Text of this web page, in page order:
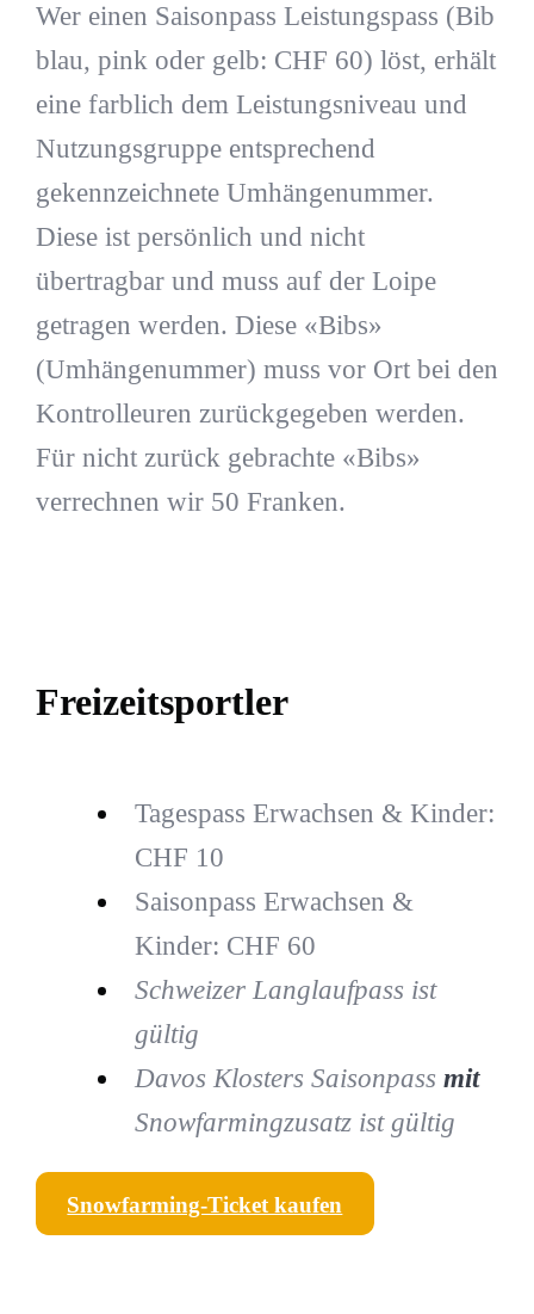
Wer einen Saisonpass Leistungspass (Bib
blau, pink oder gelb: CHF 60) löst, erhält
eine farblich dem Leistungsniveau und
Nutzungsgruppe entsprechend
gekennzeichnete Umhängenummer.
Diese ist persönlich und nicht
übertragbar und muss auf der Loipe
getragen werden. Diese «Bibs»
(Umhängenummer) muss vor Ort bei den
Kontrolleuren zurückgegeben werden.
Für nicht zurück gebrachte «Bibs»
verrechnen wir 50 Franken.
Freizeitsportler
Tagespass Erwachsen & Kinder:
CHF 10
Saisonpass Erwachsen &
Kinder: CHF 60
Schweizer Langlaufpass ist
gültig
Davos Klosters Saisonpass mit
Snowfarmingzusatz ist gültig
Snowfarming-Ticket kaufen